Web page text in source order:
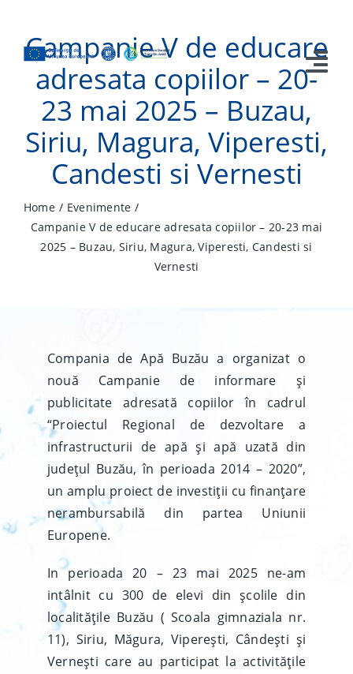
content
Acasa
Prezentare Proiect
Campanie Publicitate
Campanie V de educare
adresata copiilor – 20-
23 mai 2025 – Buzau,
Siriu, Magura, Viperesti,
Candesti si Vernesti
Home
Evenimente
Campanie V de educare adresata copiilor – 20-23 mai
2025 – Buzau, Siriu, Magura, Viperesti, Candesti si
Vernesti
Compania de Apă Buzău a organizat o
nouă Campanie de informare și
publicitate adresată copiilor în cadrul
“Proiectul Regional de dezvoltare a
infrastructurii de apă și apă uzată din
județul Buzău, în perioada 2014 – 2020”,
un amplu proiect de investiții cu finanțare
nerambursabilă din partea Uniunii
Europene.
In perioada 20 – 23 mai 2025 ne-am
intâlnit cu 300 de elevi din școlile din
localitățile Buzău ( Scoala gimnaziala nr.
11), Siriu, Măgura, Viperești, Cândești și
Vernești care au participat la activitățile